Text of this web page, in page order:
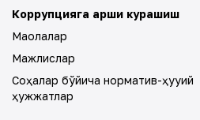
Коррупцияга қарши курашиш
Мақолалар
Мажлислар
Соҳалар бўйича норматив-ҳуқуқий
ҳужжатлар